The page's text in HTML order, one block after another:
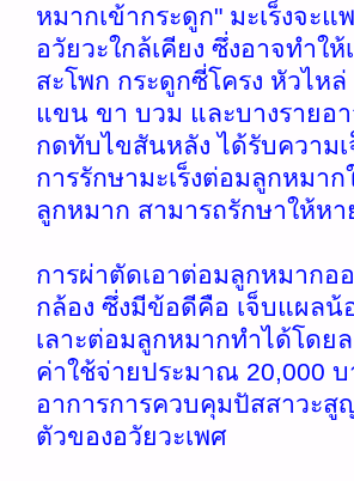
หมากเข้ากระดูก" มะเร็งจะ
อวัยวะใกล้เคียง ซึ่งอาจทำใ
สะโพก กระดูกซี่โครง หัวไห
แขน ขา บวม และบางรายอ
กดทับไขสันหลัง ได้รับความ
การรักษามะเร็งต่อมลูกหมา
ลูกหมาก สามารถรักษาให้ห
การผ่าตัดเอาต่อมลูกหมาก
กล้อง ซึ่งมีข้อดีคือ เจ็บแผลน้
เลาะต่อมลูกหมากทำได้โดย
ค่าใช้จ่ายประมาณ 20,000
อาการการควบคุมปัสสาวะสู
ตัวของอวัยวะเพศ